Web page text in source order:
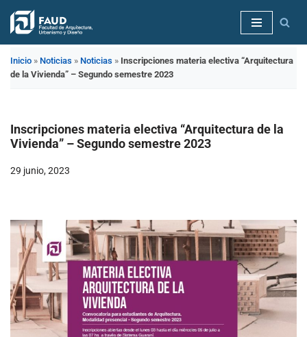
Saltar
contenido
Inicio » Noticias » Noticias » Inscripciones materia electiva “Arquitectura
de la Vivienda” – Segundo semestre 2023
Inscripciones materia electiva “Arquitectura de la
Vivienda” – Segundo semestre 2023
29 junio, 2023